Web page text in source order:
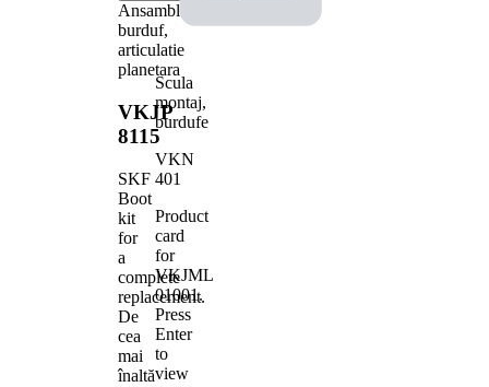
Ansamblu
burduf,
articulatie
planetara
VKJP
8115
SKF
Boot
kit
for
a
complete
replacement.
De
cea
mai
înaltă
Scula
montaj,
burdufe
VKN
401
Product
card
for
VKJML
01001.
Press
Enter
to
view